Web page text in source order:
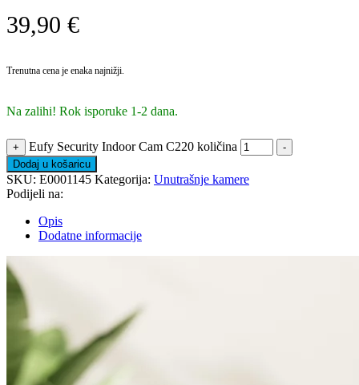
39,90 €
Trenutna cena je enaka najnižji.
Na zalihi! Rok isporuke 1-2 dana.
+ Eufy Security Indoor Cam C220 količina
-
Dodaj u košaricu
SKU: E0001145 Kategorija: Unutrašnje kamere
Podijeli na:
Opis
Dodatne informacije